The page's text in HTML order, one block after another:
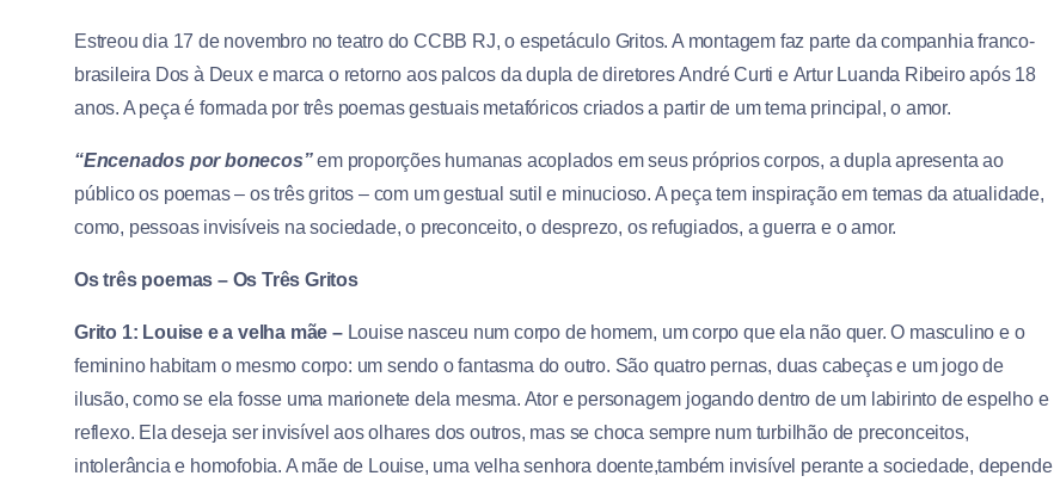
Estreou dia 17 de novembro no teatro do CCBB RJ, o espetáculo Gritos. A montagem faz parte da companhia franco-
brasileira Dos à Deux e marca o retorno aos palcos da dupla de diretores André Curti e Artur Luanda Ribeiro após 18
anos. A peça é formada por três poemas gestuais metafóricos criados a partir de um tema principal, o amor.
“Encenados por bonecos”em proporções humanas acoplados em seus próprios corpos, a dupla apresenta ao
público os poemas – os três gritos – com um gestual sutil e minucioso. A peça tem inspiração em temas da atualidade,
como, pessoas invisíveis na sociedade, o preconceito, o desprezo, os refugiados, a guerra e o amor.
Os três poemas – Os Três Gritos
Grito 1: Louise e a velha mãe – Louise nasceu num corpo de homem, um corpo que ela não quer. O masculino e o
feminino habitam o mesmo corpo: um sendo o fantasma do outro. São quatro pernas, duas cabeças e um jogo de
ilusão, como se ela fosse uma marionete dela mesma. Ator e personagem jogando dentro de um labirinto de espelho e
reflexo. Ela deseja ser invisível aos olhares dos outros, mas se choca sempre num turbilhão de preconceitos,
intolerância e homofobia. A mãe de Louise, uma velha senhora doente,também invisível perante a sociedade, depende